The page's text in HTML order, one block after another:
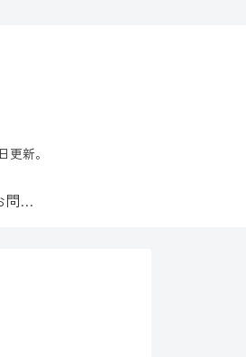
新。
✉プロフィール・お問合せ